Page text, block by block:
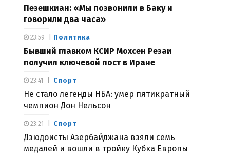
Пезешкиан: «Мы позвонили в Баку и
говорили два часа»
Политика
Бывший главком КСИР Мохсен Резаи
получил ключевой пост в Иране
23:59
Спорт
Не стало легенды НБА: умер пятикратный
чемпион Дон Нельсон
23:41
Спорт
Дзюдоисты Азербайджана взяли семь
медалей и вошли в тройку Кубка Европы
23:21